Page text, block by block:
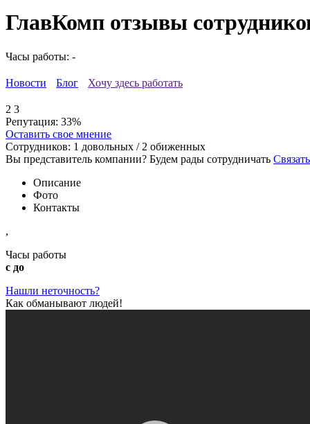
ГлавКомп отзывы
Часы работы: -
Новости Блог Хочу здесь работать
2 3
Репутация: 33%
Оставить свое мнение
Сотрудников: 1 довольных / 2 обиженных
Вы представитель компании? Будем рады сотрудничать
Описание
Фото
Контакты
,
Часы работы
с до
Нашли неточность?
Как обманывают людей!